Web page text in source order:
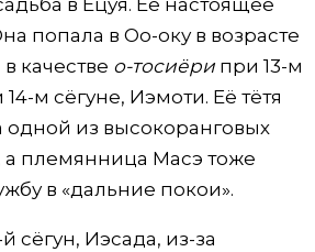
в Ёцуя. Её настоящее
попала в Оо-оку в возрасте
качестве о-тосиёрипри 13-м
м сёгуне, Иэмоти. Её тётя
из высокоранговых
племянница Масэ тоже
в «дальние покои».
й сёгун, Иэсада, из-за